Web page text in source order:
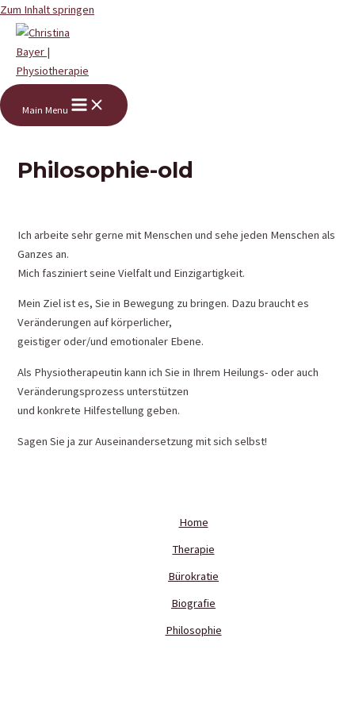
Zum Inhalt springen
Main Menu
Philosophie-old
Ich arbeite sehr gerne mit Menschen und sehe jeden Menschen als
Ganzes an.
Mich fasziniert seine Vielfalt und Einzigartigkeit.
Mein Ziel ist es, Sie in Bewegung zu bringen. Dazu braucht es
Veränderungen auf körperlicher,
geistiger oder/und emotionaler Ebene.
Als Physiotherapeutin kann ich Sie in Ihrem Heilungs- oder auch
Veränderungsprozess unterstützen
und konkrete Hilfestellung geben.
Sagen Sie ja zur Auseinandersetzung mit sich selbst!
Home
Therapie
Bürokratie
Biografie
Philosophie